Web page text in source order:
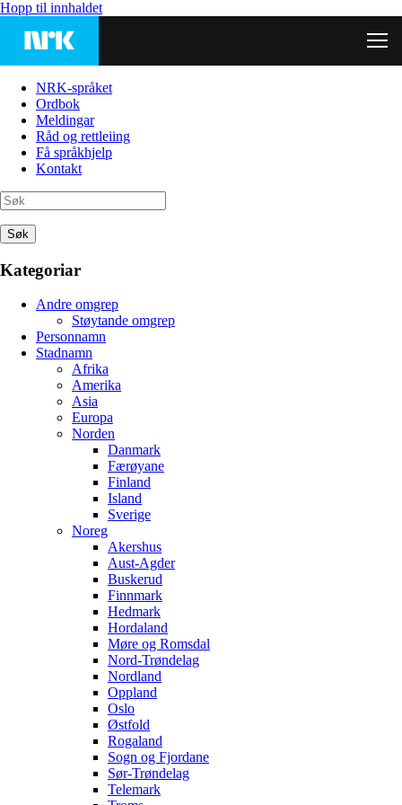
Hopp til innhaldet
NRK-språket
Ordbok
Meldingar
Råd og rettleiing
Få språkhjelp
Kontakt
Søk
Kategoriar
Andre omgrep
Støytande omgrep
Personnamn
Stadnamn
Afrika
Amerika
Asia
Europa
Norden
Danmark
Færøyane
Finland
Island
Sverige
Noreg
Akershus
Aust-Agder
Buskerud
Finnmark
Hedmark
Hordaland
Møre og Romsdal
Nord-Trøndelag
Nordland
Oppland
Oslo
Østfold
Rogaland
Sogn og Fjordane
Sør-Trøndelag
Telemark